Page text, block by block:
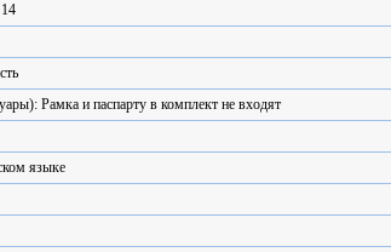
Рамка и паспарту в комплект не входят
языке